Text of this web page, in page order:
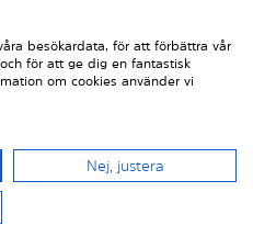
mot eventuella
ska du sätta en
som skydd.
besökardata, för att förbättra vår
för att ge dig en fantastisk
om cookies använder vi
Nej, justera